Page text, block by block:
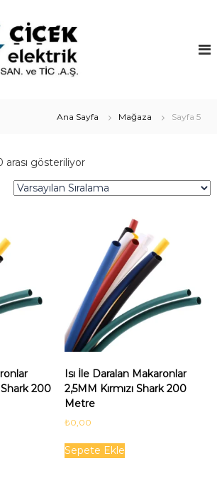
l
r
k
A
.
Ş
.
–
G
n
t
k
Ana Sayfa Mağaza Sayfa 5
gösteriliyor
200
Isı İle Daralan Makaronlar
2,5MM Kırmızı Shark 200
Metre
₺0,00
Sepete Ekle